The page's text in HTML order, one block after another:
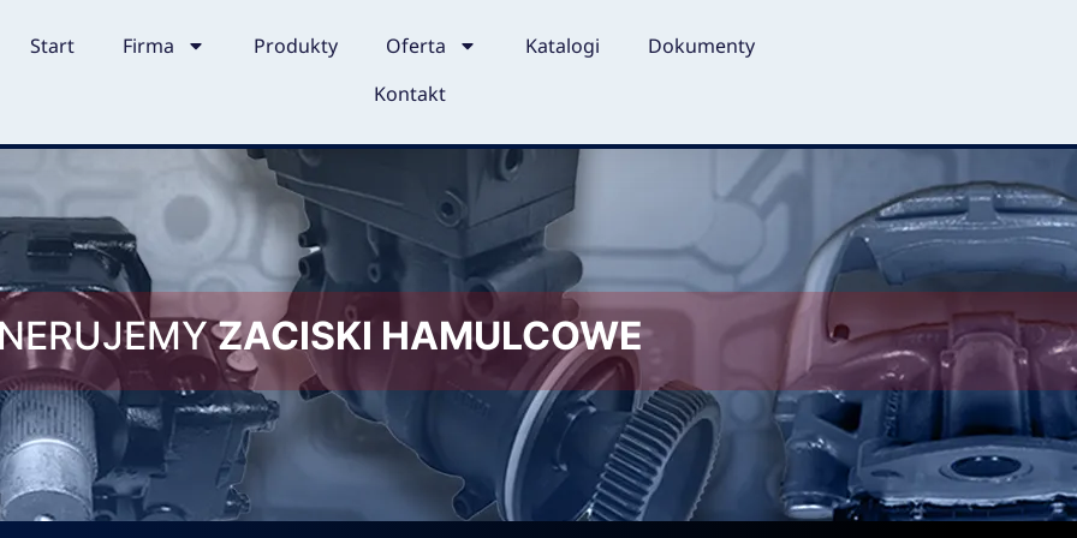
Start Firma Produkty Oferta Katalogi
Dokumenty
Kontakt
ZACISKI HAMULCOWE